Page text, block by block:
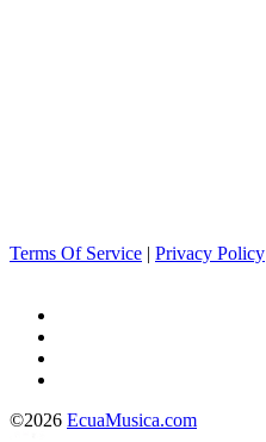
Terms Of Service | Privacy Policy
©2026 EcuaMusica.com